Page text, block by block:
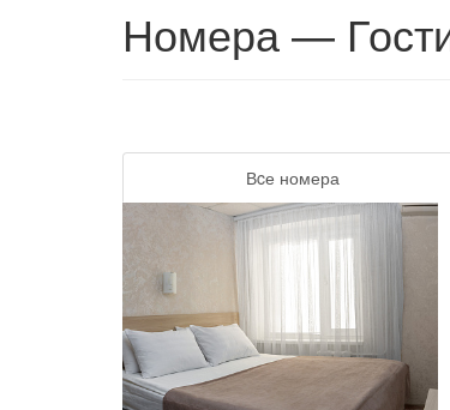
Номера —
Вcе номера